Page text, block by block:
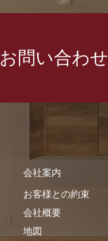
お問い合わせ
会社案内
お客様との約束
会社概要
地図